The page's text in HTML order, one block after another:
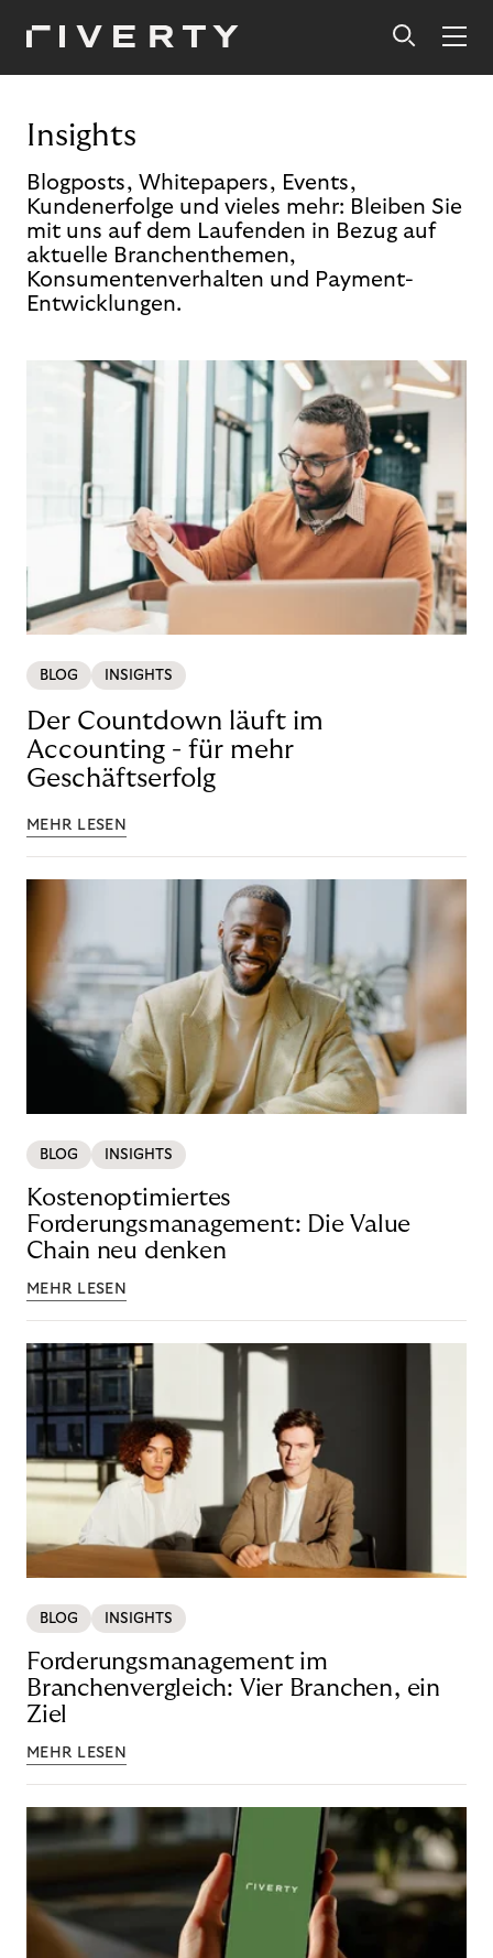
Insights
Blogposts, Whitepapers, Events,
Kundenerfolge und vieles mehr: Bleiben Sie
mit uns auf dem Laufenden in Bezug auf
aktuelle Branchenthemen,
Konsumentenverhalten und Payment-
Entwicklungen.
BLOG INSIGHTS
Der Countdown läuft im
Accounting - für mehr
Geschäftserfolg
MEHR LESEN
BLOG INSIGHTS
Kostenoptimiertes
Forderungsmanagement: Die Value
Chain neu denken
MEHR LESEN
BLOG INSIGHTS
Forderungsmanagement im
Branchenvergleich: Vier Branchen, ein
Ziel
MEHR LESEN